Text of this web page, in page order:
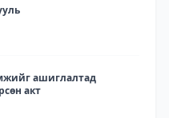
ашиглалтад
акт